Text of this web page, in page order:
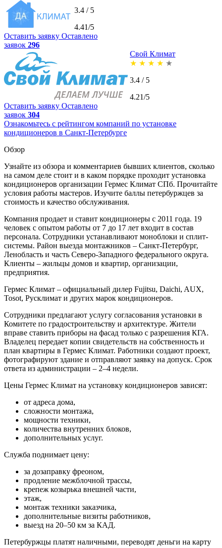
3.4 / 5
4.41/5
Оставить заявку Оставлено
заявок 296
Свой Климат
★ ★ ★ ★ ★
3.4 / 5
4.21/5
Оставить заявку Оставлено
заявок 304
Ознакомьтесь с рейтингом компаний по установке
кондиционеров в Санкт-Петербурге
Обзор
Узнайте из обзора и комментариев бывших клиентов, сколько
на самом деле стоит и в каком порядке проходит установка
кондиционеров организации Гермес Климат СПб. Прочитайте
условия работы мастеров. Изучите баллы петербуржцев за
стоимость и качество обслуживания.
Компания продает и ставит кондиционеры с 2011 года. 19
человек с опытом работы от 7 до 17 лет входит в состав
персонала. Сотрудники устанавливают моноблоки и сплит-
системы. Район выезда монтажников – Санкт-Петербург,
Ленобласть и часть Северо-Западного федерального округа.
Клиенты – жильцы домов и квартир, организации,
предприятия.
Гермес Климат – официальный дилер Fujitsu, Daichi, AUX,
Tosot, Русклимат и других марок кондиционеров.
Сотрудники предлагают услугу согласования установки в
Комитете по градостроительству и архитектуре. Жители
вправе ставить приборы на фасад только с разрешения КГА.
Владелец передает копии свидетельств на собственность и
план квартиры в Гермес Климат. Работники создают проект,
фотографируют здание и отправляют заявку на допуск. Срок
ответа из администрации – 2–4 недели.
Цены Гермес Климат на установку кондиционеров зависят:
от адреса дома,
сложности монтажа,
мощности техники,
количества внутренних блоков,
дополнительных услуг.
Служба поднимает цену:
за дозаправку фреоном,
продление межблочной трассы,
крепеж козырька внешней части,
этаж,
монтаж техники заказчика,
дополнительные визиты работников,
выезд на 20–50 км за КАД.
Петербуржцы платят наличными, переводят деньги на карту